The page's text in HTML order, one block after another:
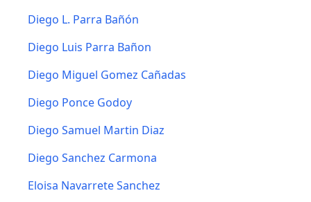
Diego L. Parra Bañón
Diego Luis Parra Bañon
Diego Miguel Gomez Cañadas
Diego Ponce Godoy
Diego Samuel Martin Diaz
Diego Sanchez Carmona
Eloisa Navarrete Sanchez